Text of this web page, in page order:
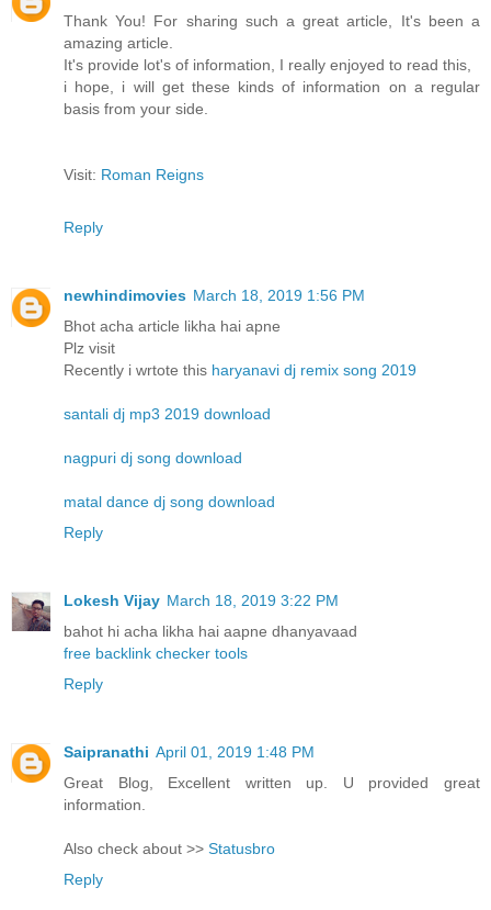
Thank You! For sharing such a great article, It's been a
amazing article.
It's provide lot's of information, I really enjoyed to read this,
i hope, i will get these kinds of information on a regular
basis from your side.
Visit: Roman Reigns
Reply
newhindimovies March 18, 2019 1:56 PM
Bhot acha article likha hai apne
Plz visit
Recently i wrtote this haryanavi dj remix song 2019
santali dj mp3 2019 download
nagpuri dj song download
matal dance dj song download
Reply
Lokesh Vijay March 18, 2019 3:22 PM
bahot hi acha likha hai aapne dhanyavaad
free backlink checker tools
Reply
Saipranathi April 01, 2019 1:48 PM
Great Blog, Excellent written up. U provided great
information.
Also check about >> Statusbro
Reply